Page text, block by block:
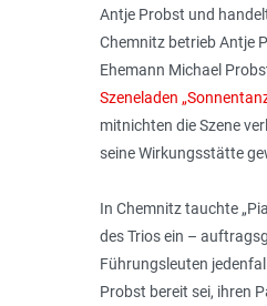
Antje Probst und
Chemnitz betrieb Antje
Ehemann Michael
Szeneladen
mitnichten die Szene
seine Wirkungsstätte
In Chemnitz tauchte
des Trios ein –
Führungsleuten
Probst bereit sei, ihren